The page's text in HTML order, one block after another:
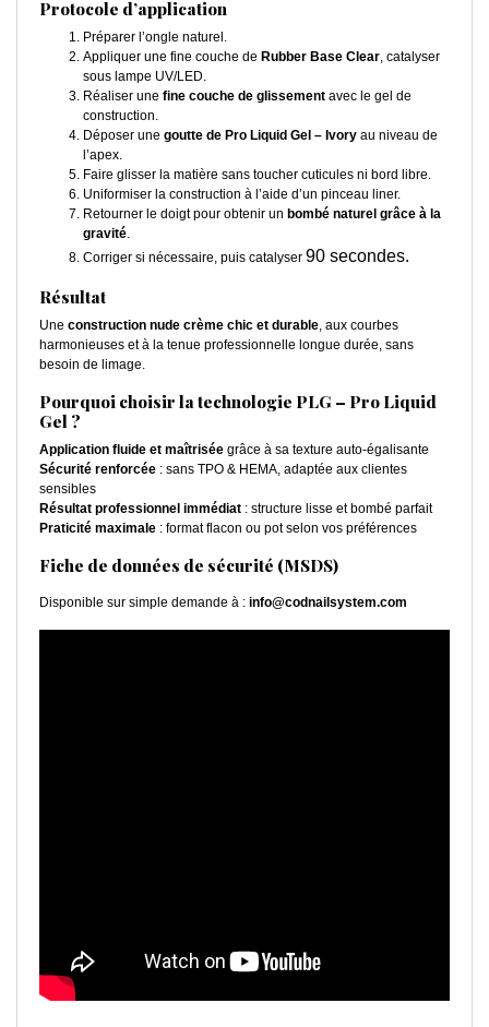
Protocole d’application
Préparer l’ongle naturel.
Appliquer une fine couche de Rubber Base Clear, catalyser
sous lampe UV/LED.
Réaliser une fine couche de glissement avec le gel de
construction.
Déposer une goutte de Pro Liquid Gel – Ivory au niveau de
l’apex.
Faire glisser la matière sans toucher cuticules ni bord libre.
Uniformiser la construction à l’aide d’un pinceau liner.
Retourner le doigt pour obtenir un bombé naturel grâce à la
gravité.
Corriger si nécessaire, puis catalyser 90 secondes.
Résultat
Une construction nude crème chic et durable, aux courbes
harmonieuses et à la tenue professionnelle longue durée, sans
besoin de limage.
Pourquoi choisir la technologie PLG – Pro Liquid
Gel ?
Application fluide et maîtrisée grâce à sa texture auto-égalisante
Sécurité renforcée : sans TPO & HEMA, adaptée aux clientes
sensibles
Résultat professionnel immédiat : structure lisse et bombé parfait
Praticité maximale : format flacon ou pot selon vos préférences
Fiche de données de sécurité (MSDS)
Disponible sur simple demande à : info@codnailsystem.com